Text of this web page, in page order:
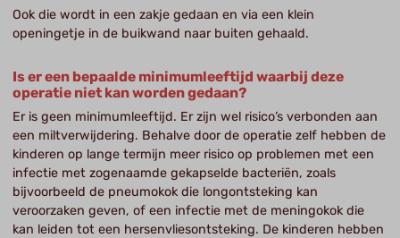
Ook die wordt in een zakje gedaan en via een klein
openingetje in de buikwand naar buiten gehaald.
Is er een bepaalde minimumleeftijd waarbij deze
operatie niet kan worden gedaan?
Er is geen minimumleeftijd. Er zijn wel risico’s verbonden aan
een miltverwijdering. Behalve door de operatie zelf hebben de
kinderen op lange termijn meer risico op problemen met een
infectie met zogenaamde gekapselde bacteriën, zoals
bijvoorbeeld de pneumokok die longontsteking kan
veroorzaken geven, of een infectie met de meningokok die
kan leiden tot een hersenvliesontsteking. De kinderen hebben